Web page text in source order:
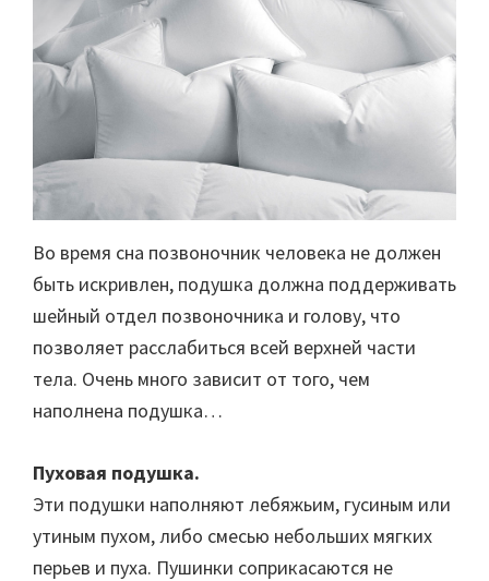
Во время сна позвоночник человека не должен
быть искривлен, подушка должна поддерживать
шейный отдел позвоночника и голову, что
позволяет расслабиться всей верхней части
тела. Очень много зависит от того, чем
наполнена подушка…
Пуховая подушка.
Эти подушки наполняют лебяжьим, гусиным или
утиным пухом, либо смесью небольших мягких
перьев и пуха. Пушинки соприкасаются не